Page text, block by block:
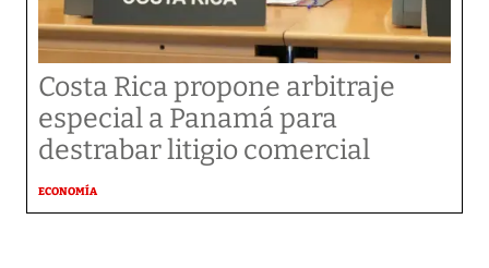
Costa Rica propone arbitraje
especial a Panamá para
destrabar litigio comercial
ECONOMÍA